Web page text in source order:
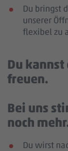
Du bringst
unserer
flexibel zu
Du
freuen.
Bei uns
noch
Du wirst